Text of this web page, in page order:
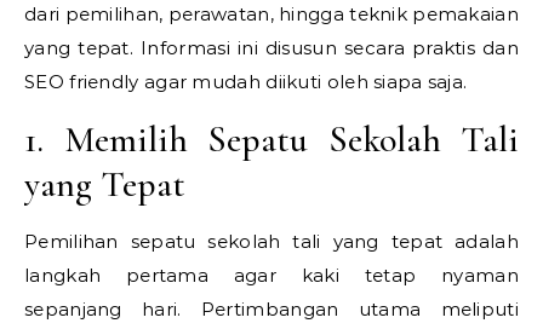
dari pemilihan, perawatan, hingga teknik pemakaian
yang tepat. Informasi ini disusun secara praktis dan
SEO friendly agar mudah diikuti oleh siapa saja.
1. Memilih Sepatu Sekolah Tali
yang Tepat
Pemilihan sepatu sekolah tali yang tepat adalah
langkah pertama agar kaki tetap nyaman
sepanjang hari. Pertimbangan utama meliputi